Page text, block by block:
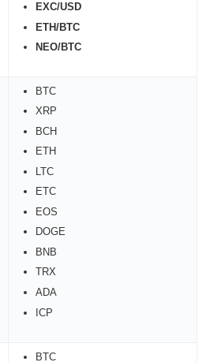
EXC/USD
ETH/BTC
NEO/BTC
BTC
XRP
BCH
ETH
LTC
ETC
EOS
DOGE
BNB
TRX
ADA
ICP
BTC